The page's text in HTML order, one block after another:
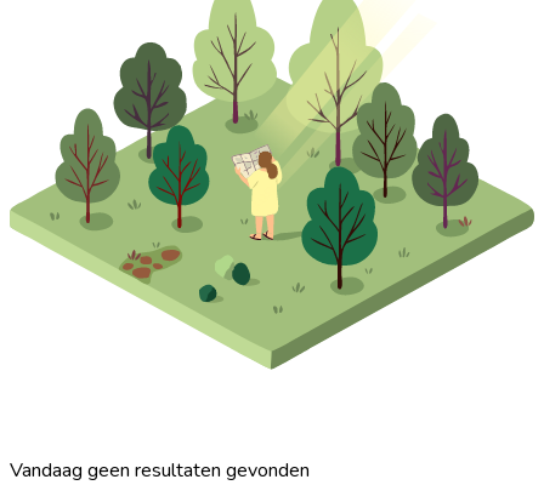
Vandaag geen resultaten gevonden